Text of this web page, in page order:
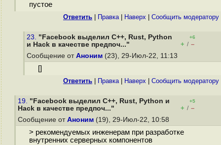
пустое
Ответить Правка| Наверх Cообщить модератору
23. "Facebook выделил C++, Rust, Python
и Hack в качестве предпоч..."
+6
+ / –
Сообщение от Аноним (23), 29-Июл-22, 11:13
[]
Ответить Правка| Наверх Cообщить модератору
19. "Facebook выделил C++, Rust, Python и
Hack в качестве предпоч..."
+5
+ / –
Сообщение от Аноним (19), 29-Июл-22, 10:58
> рекомендуемых инженерам при разработке
внутренних серверных компонентов